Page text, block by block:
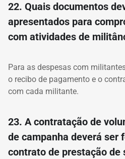
22. Quais documentos
apresentados para
com atividades de
Para as despesas com
o recibo de pagamento e o
com cada militante.
23. A contratação de
de campanha deverá ser
contrato de prestação de